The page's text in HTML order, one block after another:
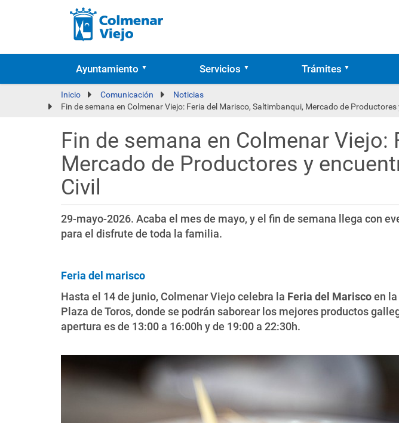
Ayuntamiento Servicios Trámites
Inicio Comunicación
Noticias
Fin de semana en Colmenar Viejo: Feria del Marisco, Saltimbanqui, Mercado de
Fin de semana en Colmenar
Mercado de Productores y
Civil
29-mayo-2026. Acaba el mes de mayo, y el fin de semana llega con
para el disfrute de toda la familia.
Feria del marisco
Hasta el 14 de junio, Colmenar Viejo celebra la Feria del Mariscoen
Plaza de Toros, donde se podrán saborear los mejores productos
apertura es de 13:00 a 16:00h y de 19:00 a 22:30h.